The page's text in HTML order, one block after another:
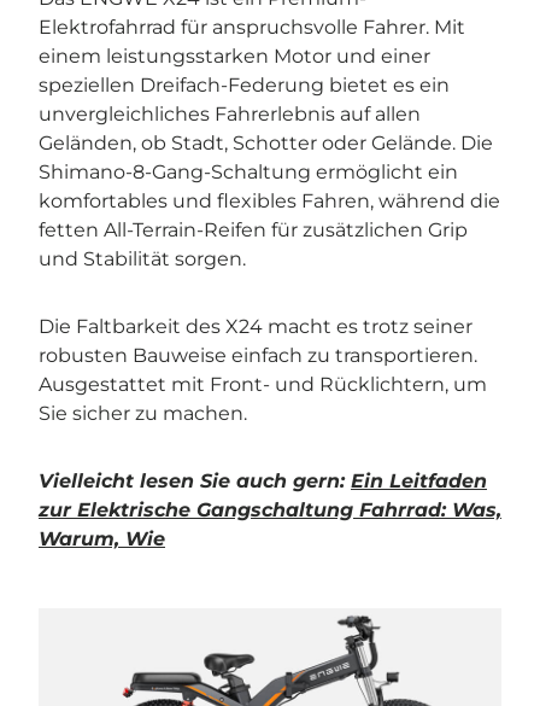
Elektrofahrrad für anspruchsvolle Fahrer. Mit
einem leistungsstarken Motor und einer
speziellen Dreifach-Federung bietet es ein
unvergleichliches Fahrerlebnis auf allen
Geländen, ob Stadt, Schotter oder Gelände. Die
Shimano-8-Gang-Schaltung ermöglicht ein
komfortables und flexibles Fahren, während die
fetten All-Terrain-Reifen für zusätzlichen Grip
und Stabilität sorgen.
Die Faltbarkeit des X24 macht es trotz seiner
robusten Bauweise einfach zu transportieren.
Ausgestattet mit Front- und Rücklichtern, um
Sie sicher zu machen.
Vielleicht lesen Sie auch gern: Ein Leitfaden
zur Elektrische Gangschaltung Fahrrad: Was,
Warum, Wie